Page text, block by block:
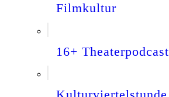
Filmkultur
16+ Theaterpodcast